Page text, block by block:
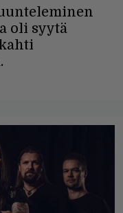
oli syytä